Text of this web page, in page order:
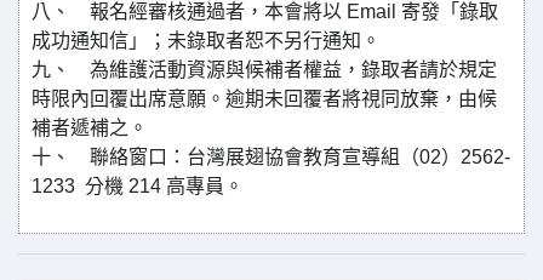
八、 報名經審核通過者，本會將以 Email 寄發「錄取
成功通知信」；未錄取者恕不另行通知。
九、 為維護活動資源與候補者權益，錄取者請於規定
時限內回覆出席意願。逾期未回覆者將視同放棄，由候
補者遞補之。
十、 聯絡窗口：台灣展翅協會教育宣導組（02）2562-
1233 分機 214 高專員。